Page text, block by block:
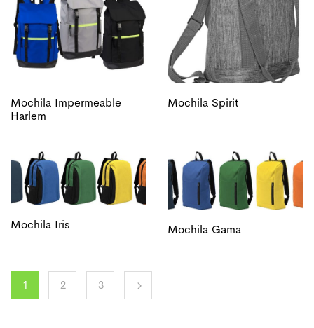
Mochila Impermeable
Harlem
Mochila Spirit
Mochila Iris Mochila Gama
1 2 3